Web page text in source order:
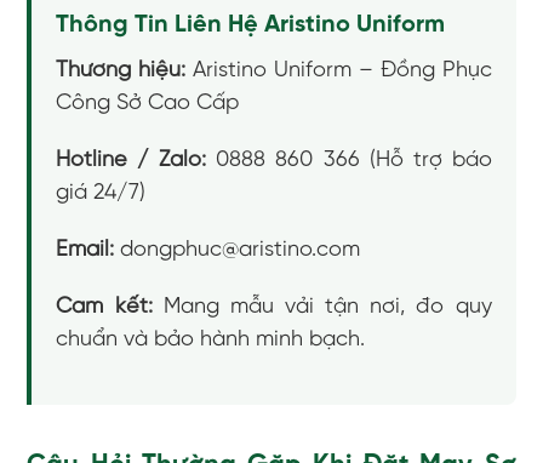
Thông Tin Liên Hệ Aristino Uniform
Thương hiệu: Aristino Uniform – Đồng Phục
Công Sở Cao Cấp
Hotline / Zalo: 0888 860 366 (Hỗ trợ báo
giá 24/7)
Email: dongphuc@aristino.com
Cam kết:Mang mẫu vải tận nơi, đo quy
chuẩn và bảo hành minh bạch.